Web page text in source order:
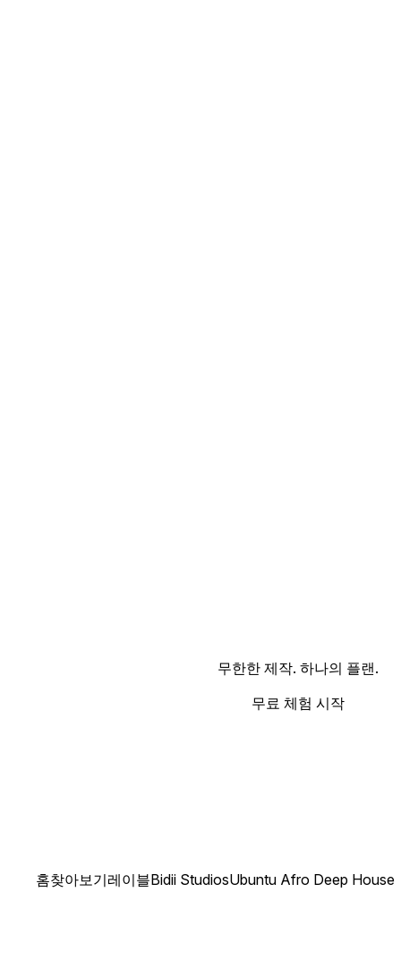
무한한 제작. 하나의 플랜.
무료 체험 시작
홈찾아보기레이블Bidii StudiosUbuntu Afro Deep House